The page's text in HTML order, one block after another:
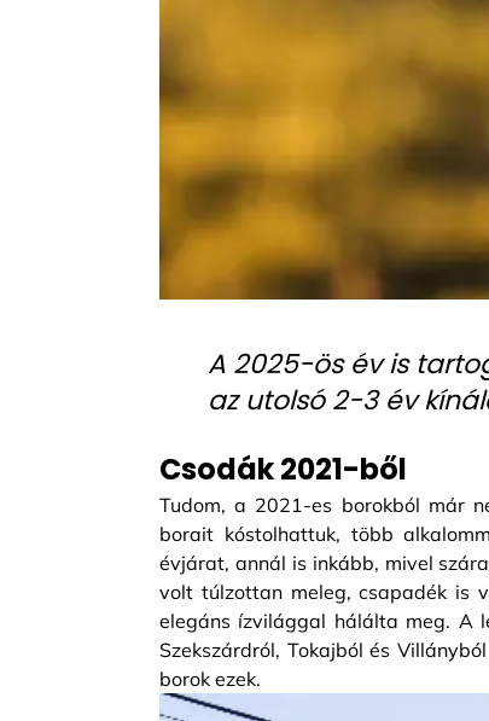
A 2025-ös év is
az utolsó 2-3 év
Csodák 2021-ből
Tudom, a 2021-es borokból már
borait kóstolhattuk, több
évjárat, annál is inkább, mivel
volt túlzottan meleg, csapadék is
elegáns ízvilággal hálálta meg. A
Szekszárdról, Tokajból és
borok ezek.